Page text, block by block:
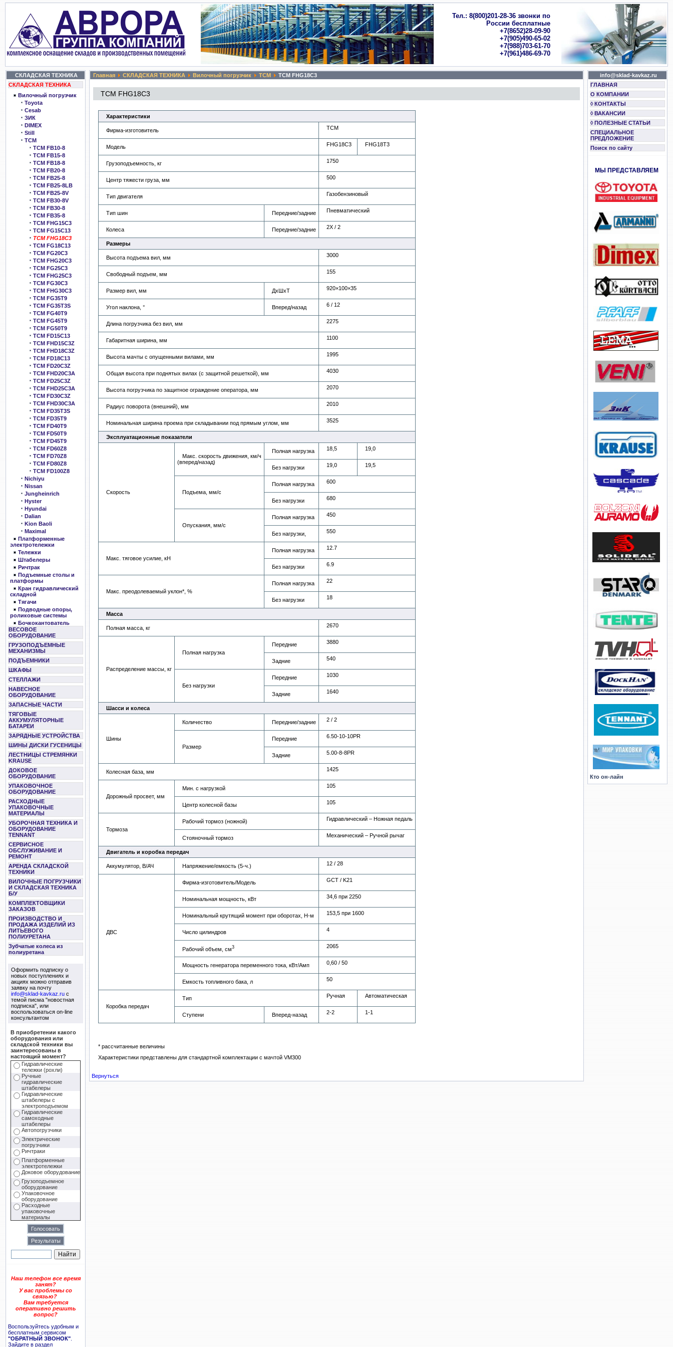
Тел.: 8(800)201-28-36 звонки по
России бесплатные
+7(8652)28-09-90
+7(905)490-65-02
+7(988)703-61-70
+7(961)486-69-70
СКЛАДСКАЯ ТЕХНИКА
СКЛАДСКАЯ ТЕХНИКА
Вилочный погрузчик
Toyota
Cesab
ЗИК
DIMEX
Still
TCM
TCM FB10-8
TCM FB15-8
TCM FB18-8
TCM FB20-8
TCM FB25-8
TCM FB25-8LB
TCM FB25-8V
TCM FB30-8V
TCM FB30-8
TCM FB35-8
TCM FHG15C3
TCM FG15C13
TCM FHG18C3
TCM FG18C13
TCM FG20C3
TCM FHG20C3
TCM FG25C3
TCM FHG25C3
TCM FG30C3
TCM FHG30C3
TCM FG35T9
TCM FG35T3S
TCM FG40T9
TCM FG45T9
TCM FG50T9
TCM FD15C13
TCM FHD15C3Z
TCM FHD18C3Z
TCM FD18C13
TCM FD20C3Z
TCM FHD20C3A
TCM FD25C3Z
TCM FHD25C3A
TCM FD30C3Z
TCM FHD30C3A
TCM FD35T3S
TCM FD35T9
TCM FD40T9
TCM FD50T9
TCM FD45T9
TCM FD60Z8
TCM FD70Z8
TCM FD80Z8
TCM FD100Z8
Nichiyu
Nissan
Jungheinrich
Hyster
Hyundai
Dalian
Kion Baoli
Maximal
Платформенные
электротележки
Тележки
Штабелеры
Ричтрак
Подъемные столы и
платформы
Кран гидравлический
складной
Тягачи
Подводные опоры,
роликовые системы
Бочкокантователь
ВЕСОВОЕ
ОБОРУДОВАНИЕ
ГРУЗОПОДЪЕМНЫЕ
МЕХАНИЗМЫ
ПОДЪЕМНИКИ
ШКАФЫ
СТЕЛЛАЖИ
НАВЕСНОЕ
ОБОРУДОВАНИЕ
ЗАПАСНЫЕ ЧАСТИ
ТЯГОВЫЕ
АККУМУЛЯТОРНЫЕ
БАТАРЕИ
ЗАРЯДНЫЕ УСТРОЙСТВА
ШИНЫ ДИСКИ ГУСЕНИЦЫ
ЛЕСТНИЦЫ СТРЕМЯНКИ
KRAUSE
ДОКОВОЕ
ОБОРУДОВАНИЕ
УПАКОВОЧНОЕ
ОБОРУДОВАНИЕ
РАСХОДНЫЕ
УПАКОВОЧНЫЕ
МАТЕРИАЛЫ
УБОРОЧНАЯ ТЕХНИКА И
ОБОРУДОВАНИЕ
TENNANT
СЕРВИСНОЕ
ОБСЛУЖИВАНИЕ И
РЕМОНТ
АРЕНДА СКЛАДСКОЙ
ТЕХНИКИ
ВИЛОЧНЫЕ ПОГРУЗЧИКИ
И СКЛАДСКАЯ ТЕХНИКА
Б/У
КОМПЛЕКТОВЩИКИ
ЗАКАЗОВ
ПРОИЗВОДСТВО И
ПРОДАЖА ИЗДЕЛИЙ ИЗ
ЛИТЬЕВОГО
ПОЛИУРЕТАНА
Зубчатые колеса из
полиуретана
Оформить подписку о
новых поступлениях и
акциях можно отправив
заявку на почту
info@sklad-kavkaz.ruс
темой писма "новостная
подписка", или
воспользоваться on-line
консультантом
В приобретении какого
оборудования или
складской техники вы
заинтересованы в
настоящий момент?
Гидравлические
тележки (рохли)
Ручные
гидравлические
штабелеры
Гидравлические
штабелеры с
электроподъемом
Гидравлические
самоходные
штабелеры
Автопогрузчики
Электрические
погрузчики
Ричтраки
Платформенные
электротележки
Доковое оборудование
Грузоподъемное
оборудование
Упаковочное
оборудование
Расходные
упаковочные
материалы
Наш телефон все время
занят?
У вас проблемы со
связью?
Вам требуется
оперативно решить
вопрос?
Воспользуйтесь удобным и
бесплатным сервисом
"ОБРАТНЫЙ ЗВОНОК"
Зайдите в раздел
Главная СКЛАДСКАЯ ТЕХНИКА Вилочный погрузчик TCM TCM FHG18C3
TCM FHG18C3
Характеристики
Фирма-изготовитель TCM
Модель FHG18C3 FHG18T3
Грузоподъемность, кг 1750
Центр тяжести груза, мм 500
Тип двигателя Газобензиновый
Тип шин Передние/задние Пневматический
Колеса Передние/задние 2X / 2
Размеры
Высота подъема вил, мм 3000
Свободный подъем, мм 155
Размер вил, мм ДxШхТ 920×100×35
Угол наклона, ° Вперед/назад 6 / 12
Длина погрузчика без вил, мм 2275
Габаритная ширина, мм 1100
Высота мачты с опущенными вилами, мм 1995
Общая высота при поднятых вилах (с защитной решеткой), мм 4030
Высота погрузчика по защитное ограждение оператора, мм 2070
Радиус поворота (внешний), мм 2010
Номинальная ширина проема при складывании под прямым углом, мм 3525
Эксплуатационные показатели
Скорость
Макс. скорость движения, км/ч
(вперед/назад)
Полная нагрузка 18,5 19,0
Без нагрузки 19,0 19,5
Подъема, мм/с
Полная нагрузка 600
Без нагрузки 680
Опускания, мм/с
Полная нагрузка 450
Без нагрузки, 550
Макс. тяговое усилие, кН
Полная нагрузка 12.7
Без нагрузки 6.9
Макс. преодолеваемый уклон*, %
Полная нагрузка 22
Без нагрузки 18
Масса
Полная масса, кг 2670
Распределение массы, кг
Полная нагрузка
Передние 3880
Задние 540
Без нагрузки
Передние 1030
Задние 1640
Шасси и колеса
Шины
Количество Передние/задние 2 / 2
Размер
Передние 6.50-10-10PR
Задние 5.00-8-8PR
Колесная база, мм 1425
Дорожный просвет, мм
Мин. с нагрузкой 105
Центр колесной базы 105
Тормоза
Рабочий тормоз (ножной) Гидравлический – Ножная педаль
Стояночный тормоз Механический – Ручной рычаг
Двигатель и коробка передач
Аккумулятор, В/АЧ Напряжение/емкость (5-ч.) 12 / 28
ДВС
Фирма-изготовитель/Модель GCT / K21
Номинальная мощность, кВт 34,6 при 2250
Номинальный крутящий момент при оборотах, Н-м 153,5 при 1600
Число цилиндров 4
Рабочий объем, см3 2065
Мощность генератора переменного тока, кВт/Амп 0,60 / 50
Емкость топливного бака, л 50
Коробка передач
Тип Ручная Автоматическая
Ступени Вперед-назад 2-2 1-1
* рассчитанные величины
Характеристики представлены для стандартной комплектации с мачтой VM300
Вернуться
info@sklad-kavkaz.ru
ГЛАВНАЯ
О КОМПАНИИ
◊ КОНТАКТЫ
◊ ВАКАНСИИ
◊ ПОЛЕЗНЫЕ СТАТЬИ
СПЕЦИАЛЬНОЕ
ПРЕДЛОЖЕНИЕ
Поиск по сайту
МЫ ПРЕДСТАВЛЯЕМ
Кто он-лайн